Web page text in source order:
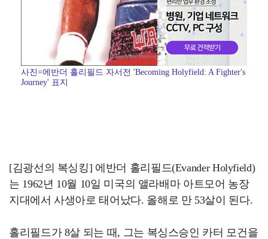
사진=에반더 홀리필드 자서전 'Becoming Holyfield: A Fighter's
Journey' 표지
[김광선의 복싱킹] 에반더 홀리필드(Evander Holyfield)
는 1962년 10월 10일 미국의 앨라배마 아트모어 농장
지대에서 사생아로 태어났다. 올해로 만 53살이 된다.
홀리필드가 8살 되는 때, 그는 복싱스승인 카터 모건을